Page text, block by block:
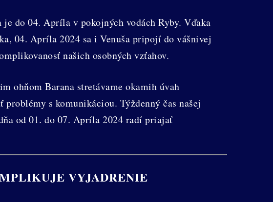
do 04. Apríla v pokojných vodách Ryby. Vďaka
04. Apríla 2024 sa i Venuša pripojí do vášnivej
našich osobných vzťahov.
ohňom Barana stretávame okamih úvah
s komunikáciou. Týždenný čas našej
od 01. do 07. Apríla 2024 radí priajať
VYJADRENIE